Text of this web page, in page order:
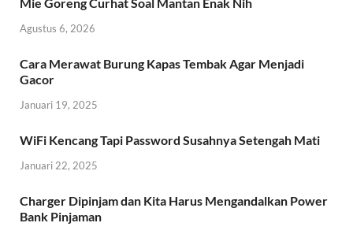
Mie Goreng Curhat Soal Mantan Enak Nih
Agustus 6, 2026
Cara Merawat Burung Kapas Tembak Agar Menjadi
Gacor
Januari 19, 2025
WiFi Kencang Tapi Password Susahnya Setengah Mati
Januari 22, 2025
Charger Dipinjam dan Kita Harus Mengandalkan Power
Bank Pinjaman